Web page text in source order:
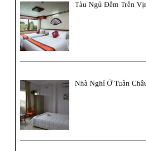
Tàu Ngủ Đêm Trên
Nhà Nghỉ Ở Tuần